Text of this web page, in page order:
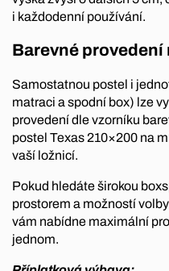
i každodenní používání.
Barevné provedení
Samostatnou postel i
matraci a spodní box) lze
provedení dle vzorníku
postel Texas 210×200 na
vaší ložnicí.
Pokud hledáte širokou
prostorem a možností
vám nabídne maximální
jednom.